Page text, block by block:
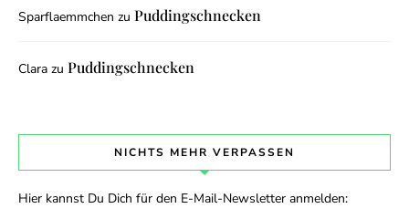
Sparflaemmchen zu Puddingschnecken
Clara zu Puddingschnecken
NICHTS MEHR VERPASSEN
Hier kannst Du Dich für den E-Mail-Newsletter anmelden: